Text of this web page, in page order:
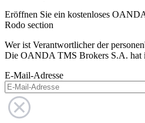
Eröffnen Sie ein kostenloses
Rodo section
Wer ist Verantwortlicher der
Die OANDA TMS Brokers S.A. hat
E-Mail-Adresse